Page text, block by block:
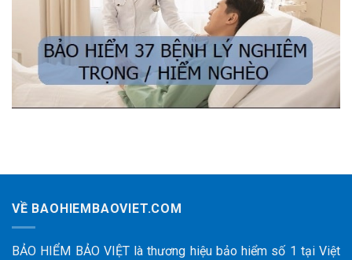
VỀ BAOHIEMBAOVIET.COM
BẢO HIỂM BẢO VIỆT là thương hiệu bảo hiểm số 1 tại Việt